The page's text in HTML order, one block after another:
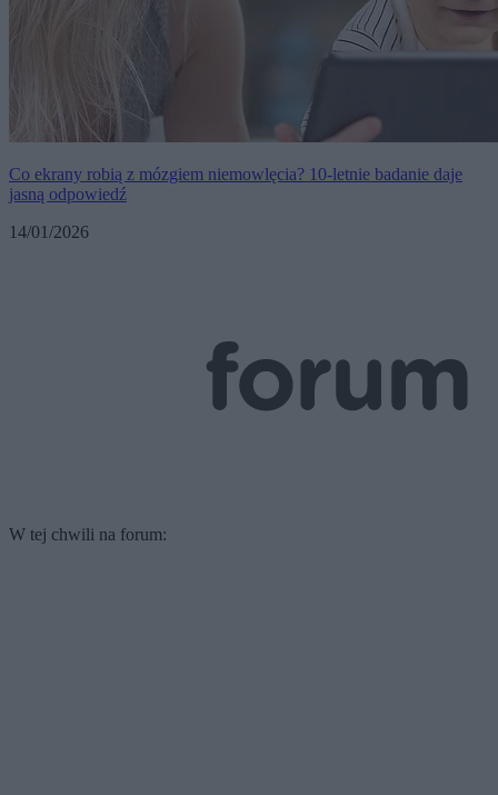
Co ekrany robią z mózgiem niemowlęcia? 10-letnie badanie daje
jasną odpowiedź
14/01/2026
W tej chwili na forum: